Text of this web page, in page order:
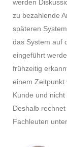
werden
zu bezahlende
späteren
das System auf
eingeführt
frühzeitig
einem Zeitpunkt
Kunde und
Deshalb
Fachleuten